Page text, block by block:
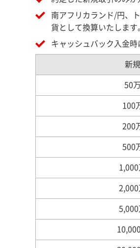
南アフリカランド/円、
貨として換算いたします
キャッシュバック入金
新
50
100
200
500
2,000